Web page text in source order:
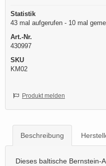
Statistik
43 mal aufgerufen - 10 mal
Art.-Nr.
430997
SKU
KM02
Produkt melden
Beschreibung
Dieses baltische Bernstein-